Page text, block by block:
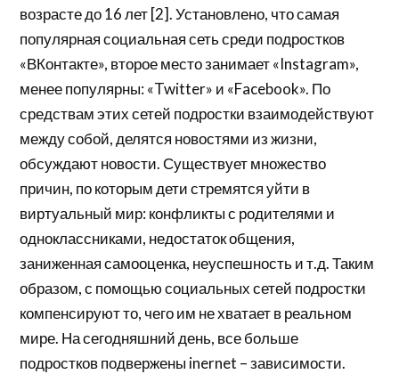
возрасте до 16 лет [2]. Установлено, что самая
популярная социальная сеть среди подростков
«ВКонтакте», второе место занимает «Instagram»,
менее популярны: «Twitter» и «Facebook». По
средствам этих сетей подростки взаимодействуют
между собой, делятся новостями из жизни,
обсуждают новости. Существует множество
причин, по которым дети стремятся уйти в
виртуальный мир: конфликты с родителями и
одноклассниками, недостаток общения,
заниженная самооценка, неуспешность и т.д. Таким
образом, с помощью социальных сетей подростки
компенсируют то, чего им не хватает в реальном
мире. На сегодняшний день, все больше
подростков подвержены inernet – зависимости.